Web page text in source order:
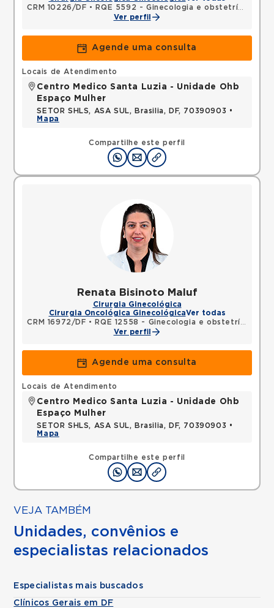
CRM 10226/DF •
RQE 5592 - Ginecologia e obstetrícia
Ver perfil
Agende uma consulta
Compartilhe este perfil
Locais de Atendimento
Centro Medico Santa Luzia - Unidade Ohb
Espaço Mulher
SETOR SHLS, ASA SUL, Brasilia, DF, 70390903 •
Mapa
Renata Bisinoto Maluf
Cirurgia Ginecológica
Cirurgia Oncológica GinecológicaVer todas
CRM 16972/DF •
RQE 12558 - Ginecologia e obstetrícia
Ver perfil
Agende uma consulta
Compartilhe este perfil
Locais de Atendimento
Centro Medico Santa Luzia - Unidade Ohb
Espaço Mulher
SETOR SHLS, ASA SUL, Brasilia, DF, 70390903 •
Mapa
VEJA TAMBÉM
Unidades, convênios e
especialistas relacionados
Especialistas mais buscados
Clínicos Gerais em DF